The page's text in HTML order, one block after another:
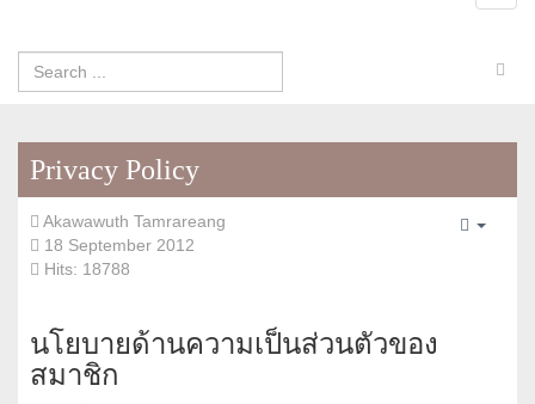
Privacy Policy
Akawawuth Tamrareang
18 September 2012
Hits: 18788
นโยบายด้านความเป็นส่วนตัวของ
สมาชิก